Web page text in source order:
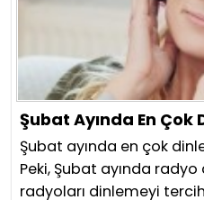
Şubat Ayında En
Şubat ayında en çok
Peki, Şubat ayında
radyoları dinlemeyi